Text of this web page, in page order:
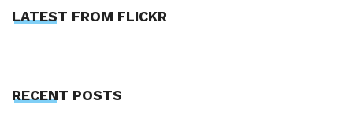
LATEST FROM FLICKR
RECENT POSTS